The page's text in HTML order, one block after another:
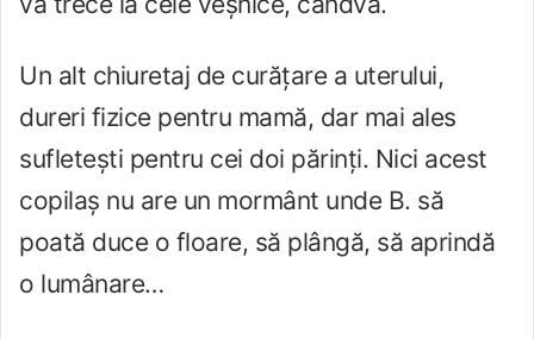
Un alt chiuretaj de curățare a uterului,
dureri fizice pentru mamă, dar mai ales
sufletești pentru cei doi părinți. Nici acest
copilaș nu are un mormânt unde B. să
poată duce o floare, să plângă, să aprindă
o lumânare…